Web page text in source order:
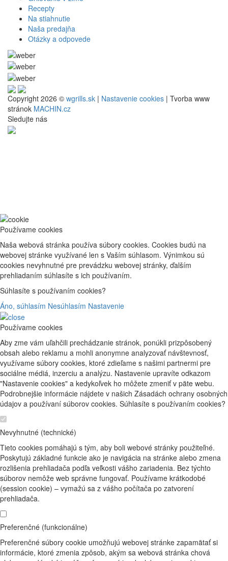
Recepty
Na stiahnutie
Naša predajňa
Otázky a odpovede
Copyright 2026 © wgrills.sk | Nastavenie cookies | Tvorba www
stránok MACHIN.cz
Sledujte nás
Používame cookies
Naša webová stránka používa súbory cookies. Cookies budú na
webovej stránke využívané len s Vaším súhlasom. Výnimkou sú
cookies nevyhnutné pre prevádzku webovej stránky, ďalším
prehliadaním súhlasíte s ich používaním.
Súhlasíte s používaním cookies?
Áno, súhlasím Nesúhlasím Nastavenie
Používame cookies
Aby zme vám uľahčili prechádzanie stránok, ponúkli prizpôsobený
obsah alebo reklamu a mohli anonymne analyzovať návštevnosť,
využívame súbory cookies, ktoré zdieľame s našimi partnermi pre
sociálne médiá, inzerciu a analýzu. Nastavenie upravíte odkazom
"Nastavenie cookies" a kedykoľvek ho môžete zmeniť v päte webu.
Podrobnejšie informácie nájdete v našich Zásadách ochrany osobných
údajov a používaní súborov cookies. Súhlasíte s používaním cookies?
Nevyhnutné (technické)
Tieto cookies pomáhajú s tým, aby boli webové stránky použiteľné.
Poskytujú základné funkcie ako je navigácia na stránke alebo zmena
rozlišenia prehliadača podľa veľkosti vášho zariadenia. Bez týchto
súborov nemôže web správne fungovať. Používame krátkodobé
(session cookie) – vymažú sa z vášho počítača po zatvorení
prehliadača.
Preferenčné (funkcionálne)
Preferenčné súbory cookie umožňujú webovej stránke zapamätať si
informácie, ktoré zmenia zpôsob, akým sa webová stránka chová